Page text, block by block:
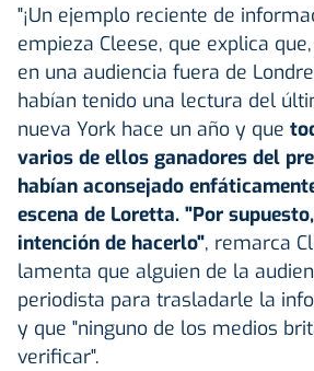
"¡Un ejemplo reciente de
empieza Cleese, que explica
en una audiencia fuera de
habían tenido una lectura del
nueva York hace un año y que
varios de ellos ganadores del
habían aconsejado
escena de Loretta. "Por
intención de hacerlo", remarca
lamenta que alguien de la
periodista para trasladarle la
y que "ninguno de los medios
verificar".